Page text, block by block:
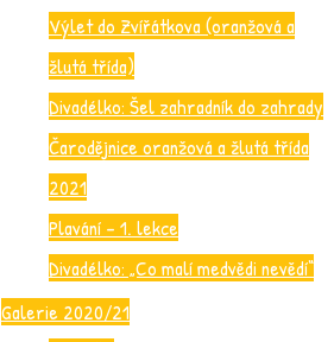
Výlet do Zvířátkova (oranžová a
žlutá třída)
Divadélko: Šel zahradník do zahrady
Čarodějnice oranžová a žlutá třída
2021
Plavání – 1. lekce
Divadélko: „Co malí medvědi nevědí“
Galerie 2020/21